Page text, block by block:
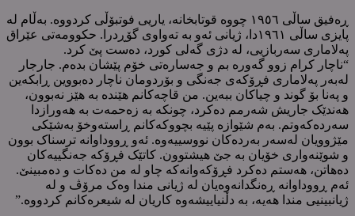
ڕەفیق ساڵی ١٩٥٦ چووە قوتابخانە، یاریی فوتبۆڵی کردووە. بەڵام لە
پایزی ساڵی ١٩٦١دا، ژیانی ئەو بە تەواوی گۆڕدرا. حکوومەتی عێراق
پەلاماری سەربازیی، لە دژی گەلی کورد، دەست پێ کرد.
“ناچار کرام زوو گەورە بم و جەسارەتی خۆم پێشان بدەم. جارجار
لەبەر پەلاماری فڕۆکەی جەنگی و بۆردومان ناچار دەبووین ڕابکەین
و پەنا بۆ گوند و چیاکان ببەین. من قاچەکانم هێندە بە هێز نەبوون،
هەندێک جاریش شەرمم دەکرد، چونکە بە زەحمەت بە هەورازدا
سەردەکەوتم. بەم شێوازە پێیە بچووکەکانم ڕاستەوخۆ بەشێکی
مێژوویان لەسەر بەردەکان نووسییەوە. ئەو ڕووداوانە ترسناک بوون
و شوێنەواری خۆیان بە جێ هیشتوون. کاتێک فڕۆکە جەنگییەکان
دەهاتن، هەستم دەکرد فڕۆکەوانەکە چاو لە من دەکات و دەمبینێ.
ئەم ڕووداوانە ڕەنگدانەوەیان لە ژیانی مندا وەک مرۆڤ و لە
ژیانبینیی مندا هەیە، بە دڵنیاییشەوە کاریان لە شیعرەکانم کردووە.”